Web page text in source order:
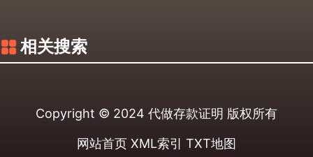
相关搜索
Copyright © 2024 代做存款证明 版权所有
网站首页 XML索引 TXT地图